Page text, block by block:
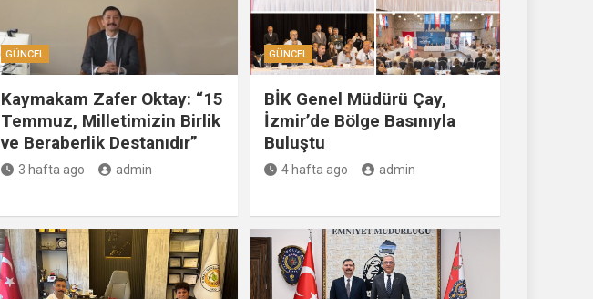
GÜNCEL
Kaymakam Zafer Oktay: “15
Temmuz, Milletimizin Birlik
ve Beraberlik Destanıdır”
3 hafta ago admin
GÜNCEL
BİK Genel Müdürü Çay,
İzmir’de Bölge Basınıyla
Buluştu
4 hafta ago admin